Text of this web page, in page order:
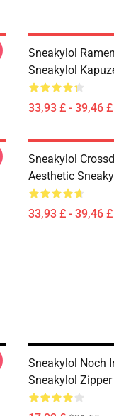
Sneakylol
Sneakylol
33,93 £ - 39,46 £
Sneakylol
Aesthetic
33,93 £ - 39,46 £
Sneakylol Noch
Sneakylol Zipper